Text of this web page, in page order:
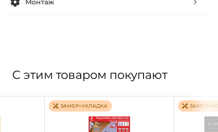
Монтаж
С этим товаром покупают
ЗАМЕР+УКЛАДКА